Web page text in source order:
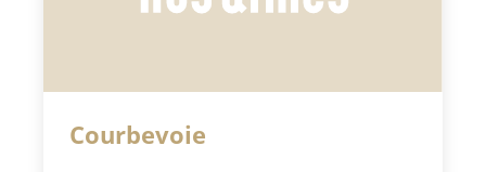
Courbevoie